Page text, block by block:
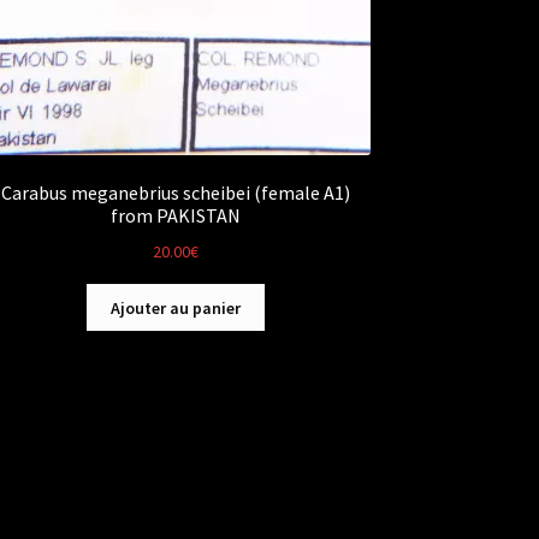
Carabus meganebrius scheibei (female A1)
from PAKISTAN
20.00€
Ajouter au panier